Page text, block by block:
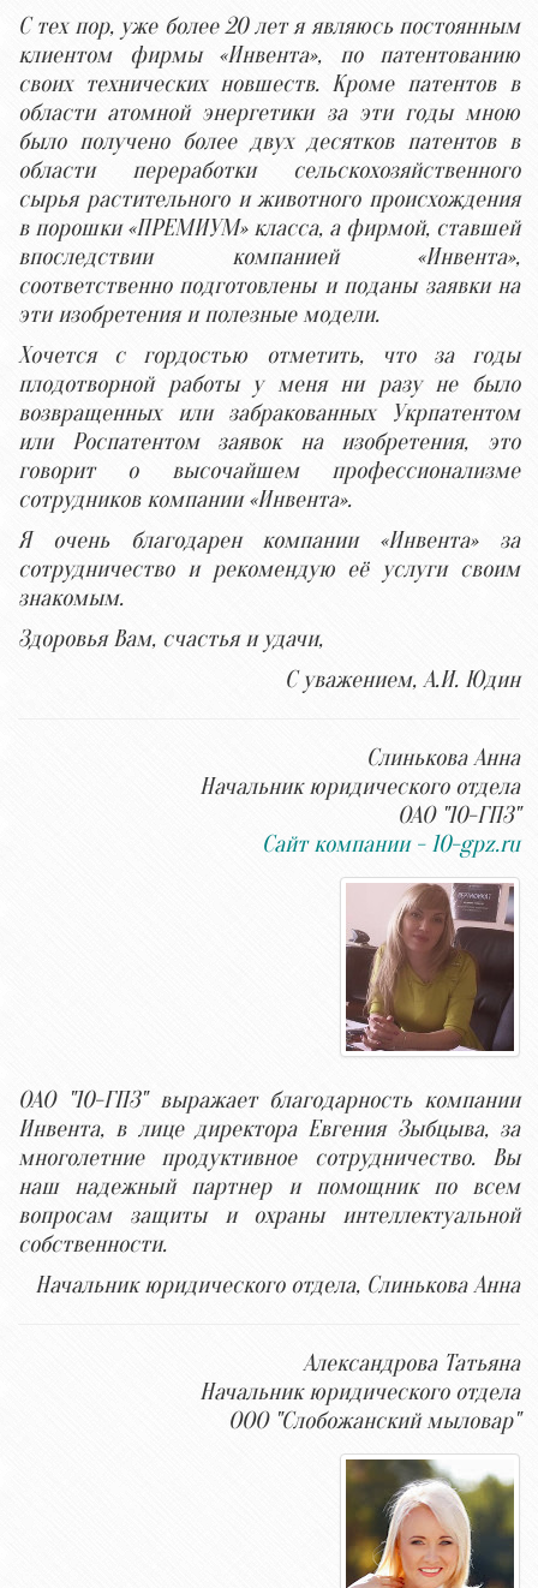
С тех пор, уже более 20 лет я являюсь постоянным
клиентом фирмы «Инвента», по патентованию
своих технических новшеств. Кроме патентов в
области атомной энергетики за эти годы мною
было получено более двух десятков патентов в
области переработки сельскохозяйственного
сырья растительного и животного происхождения
в порошки «ПРЕМИУМ» класса, а фирмой, ставшей
впоследствии компанией «Инвента»,
соответственно подготовлены и поданы заявки на
эти изобретения и полезные модели.
Хочется с гордостью отметить, что за годы
плодотворной работы у меня ни разу не было
возвращенных или забракованных Укрпатентом
или Роспатентом заявок на изобретения, это
говорит о высочайшем профессионализме
сотрудников компании «Инвента».
Я очень благодарен компании «Инвента» за
сотрудничество и рекомендую её услуги своим
знакомым.
Здоровья Вам, счастья и удачи,
C уважением, А.И. Юдин
Слинькова Анна
Начальник юридического отдела
ОАО "10-ГПЗ"
Сайт компании - 10-gpz.ru
ОАО "10-ГПЗ" выражает благодарность компании
Инвента, в лице директора Евгения Зыбцыва, за
многолетние продуктивное сотрудничество. Вы
наш надежный партнер и помощник по всем
вопросам защиты и охраны интеллектуальной
собственности.
Начальник юридического отдела, Слинькова Анна
Александрова Татьяна
Начальник юридического отдела
ООО "Слобожанский мыловар"